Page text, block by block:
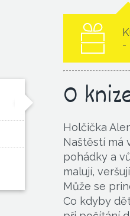
-
O
Holčička
Naštěstí má
pohádky a
malují,
Může se
Co kdyby